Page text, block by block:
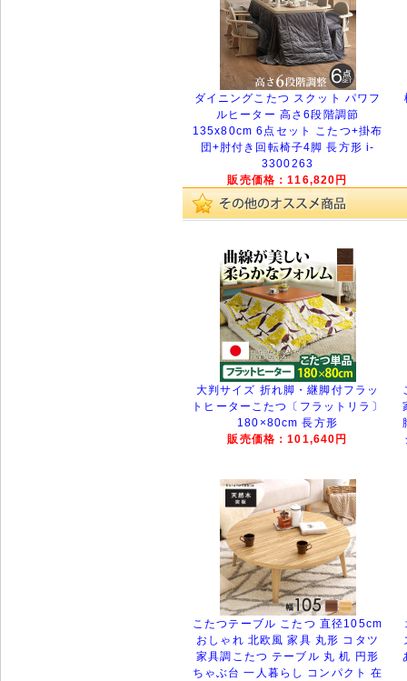
ダイニングこたつ スクット パワフ
ルヒーター 高さ6段階調節
135x80cm 6点セット こたつ+掛布
団+肘付き回転椅子4脚 長方形 i-
3300263
販売価格：116,820円
大判サイズ 折れ脚・継脚付フラッ
トヒーターこたつ〔フラットリラ〕
180×80cm 長方形
販売価格：101,640円
こたつテーブル こたつ 直径105cm
おしゃれ 北欧風 家具 丸形 コタツ
家具調こたつ テーブル 丸 机 円形
ちゃぶ台 一人暮らし コンパクト 在